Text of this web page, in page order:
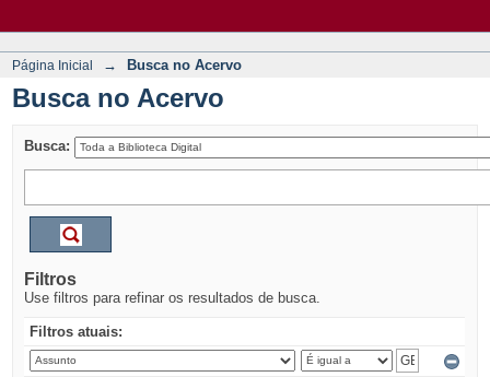
Página Inicial → Busca no Acervo
Busca no Acervo
Busca:
Filtros
Use filtros para refinar os resultados de busca.
Filtros atuais: